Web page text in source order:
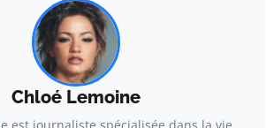
Chloé Lemoine